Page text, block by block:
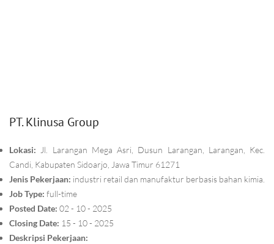
PT. Klinusa Group
Lokasi:
Jl. Larangan Mega Asri, Dusun Larangan, Larangan, Kec.
Candi, Kabupaten Sidoarjo, Jawa Timur 61271
Jenis Pekerjaan: industri retail dan manufaktur berbasis bahan kimia.
Job Type: full-time
Posted Date: 02 - 10 - 2025
Closing Date: 15 - 10 - 2025
Deskripsi Pekerjaan: